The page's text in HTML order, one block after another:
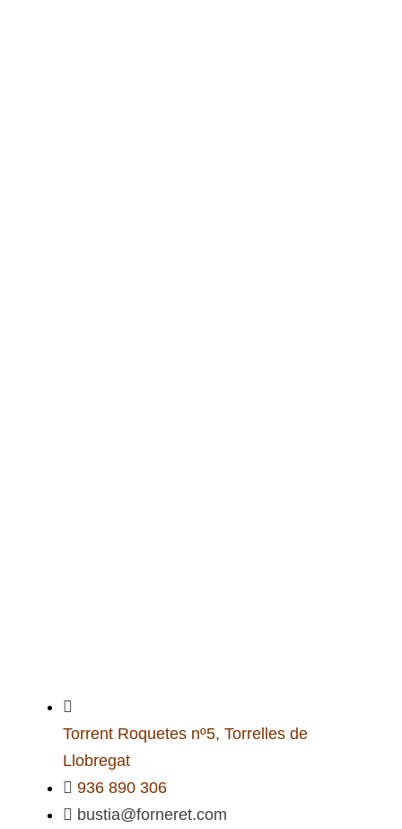
Torrent Roquetes nº5, Torrelles de
Llobregat
936 890 306
bustia@forneret.com